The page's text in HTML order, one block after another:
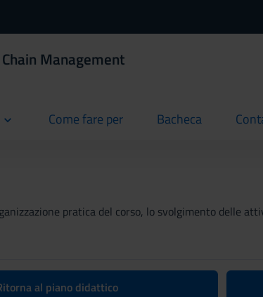
Management
Come fare per
current Bacheca
current
pratica del corso, lo svolgimento delle
al piano didattico